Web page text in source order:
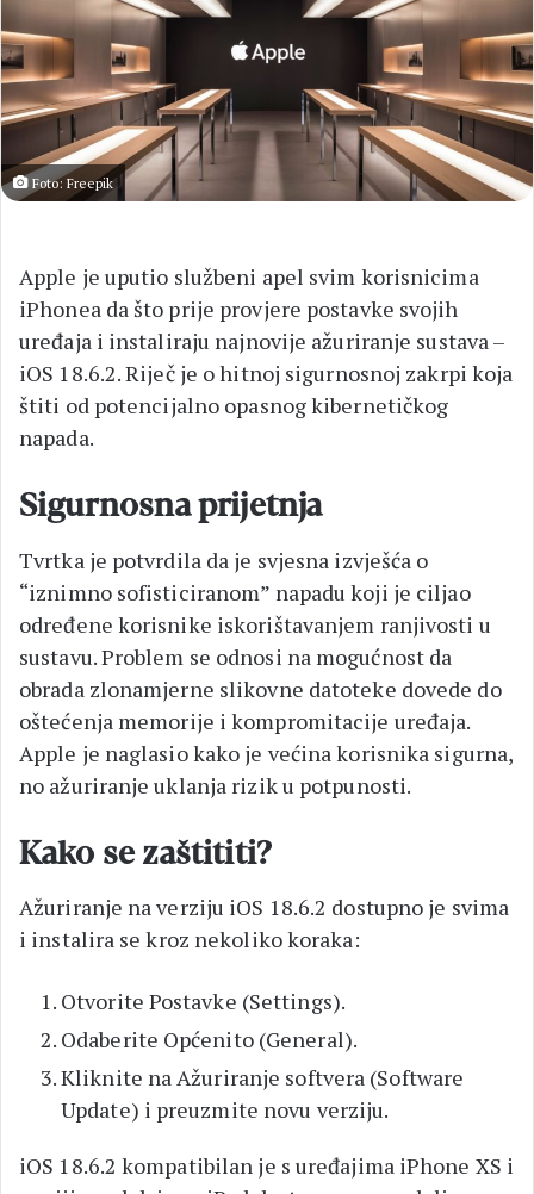
Foto: Freepik
Apple je uputio službeni apel svim korisnicima
iPhonea da što prije provjere postavke svojih
uređaja i instaliraju najnovije ažuriranje sustava –
iOS 18.6.2. Riječ je o hitnoj sigurnosnoj zakrpi koja
štiti od potencijalno opasnog kibernetičkog
napada.
Sigurnosna prijetnja
Tvrtka je potvrdila da je svjesna izvješća o
“iznimno sofisticiranom” napadu koji je ciljao
određene korisnike iskorištavanjem ranjivosti u
sustavu. Problem se odnosi na mogućnost da
obrada zlonamjerne slikovne datoteke dovede do
oštećenja memorije i kompromitacije uređaja.
Apple je naglasio kako je većina korisnika sigurna,
no ažuriranje uklanja rizik u potpunosti.
Kako se zaštititi?
Ažuriranje na verziju iOS 18.6.2 dostupno je svima
i instalira se kroz nekoliko koraka:
Otvorite Postavke (Settings).
Odaberite Općenito (General).
Kliknite na Ažuriranje softvera (Software
Update) i preuzmite novu verziju.
iOS 18.6.2 kompatibilan je s uređajima iPhone XS i